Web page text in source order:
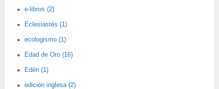
e-libros (2)
Eclesiastés (1)
ecologismo (1)
Edad de Oro (16)
Edén (1)
edición inglesa (2)